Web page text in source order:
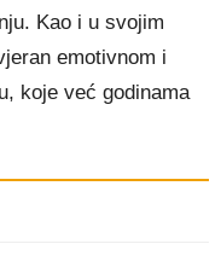
Kao i u svojim
emotivnom i
koje već godinama